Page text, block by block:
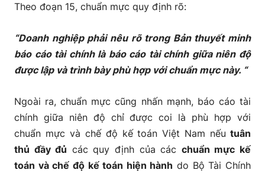
Theo đoạn 15, chuẩn mực quy định rõ:
“Doanh nghiệp phải nêu rõ trong Bản thuyết minh
báo cáo tài chính là báo cáo tài chính giữa niên độ
được lập và trình bày phù hợp với chuẩn mực này. “
Ngoài ra, chuẩn mực cũng nhấn mạnh, báo cáo tài
chính giữa niên độ chỉ được coi là phù hợp với
chuẩn mực và chế độ kế toán Việt Nam nếu tuân
thủ đầy đủ các quy định của các chuẩn mực kế
toán và chế độ kế toán hiện hành do Bộ Tài Chính